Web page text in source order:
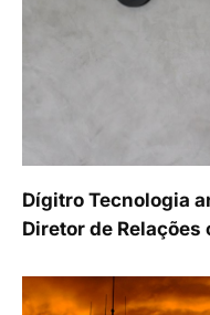
Dígitro Tecnologia
Diretor de Relações